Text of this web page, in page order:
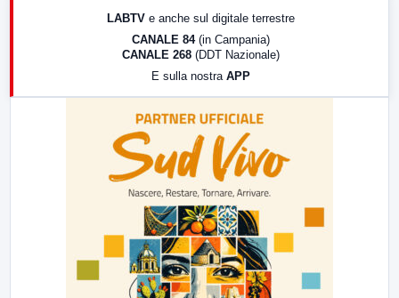
LABTV e anche sul digitale terrestre
CANALE 84 (in Campania)
CANALE 268 (DDT Nazionale)
E sulla nostra APP